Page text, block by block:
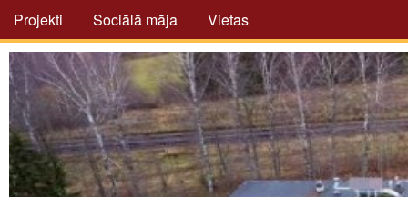
Projekti
Sociālā māja Vietas